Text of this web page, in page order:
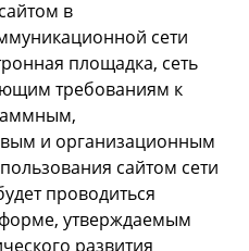
в
сети
площадка, сеть
требованиям к
и организационным
сайтом сети
проводиться
утверждаемым
развития